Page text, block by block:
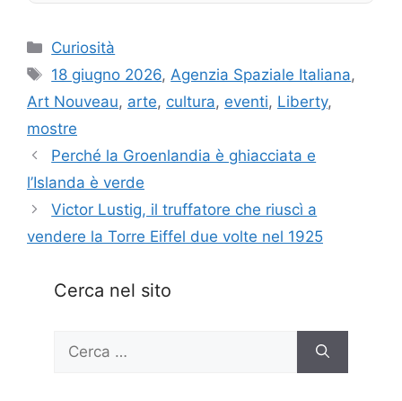
Categorie
Curiosità
Tag
18 giugno 2026, Agenzia Spaziale Italiana,
Art Nouveau, arte, cultura, eventi, Liberty,
mostre
Perché la Groenlandia è ghiacciata e
l’Islanda è verde
Victor Lustig, il truffatore che riuscì a
vendere la Torre Eiffel due volte nel 1925
Cerca nel sito
per: